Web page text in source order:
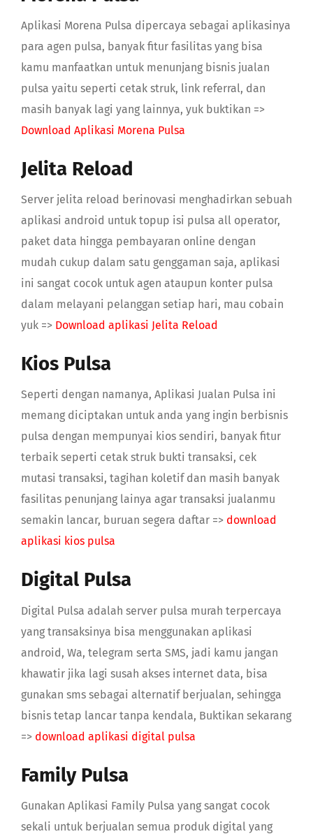
Aplikasi Morena Pulsa dipercaya sebagai aplikasinya
para agen pulsa, banyak fitur fasilitas yang bisa
kamu manfaatkan untuk menunjang bisnis jualan
pulsa yaitu seperti cetak struk, link referral, dan
masih banyak lagi yang lainnya, yuk buktikan =>
Download Aplikasi Morena Pulsa
Jelita Reload
Server jelita reload berinovasi menghadirkan sebuah
aplikasi android untuk topup isi pulsa all operator,
paket data hingga pembayaran online dengan
mudah cukup dalam satu genggaman saja, aplikasi
ini sangat cocok untuk agen ataupun konter pulsa
dalam melayani pelanggan setiap hari, mau cobain
yuk => Download aplikasi Jelita Reload
Kios Pulsa
Seperti dengan namanya, Aplikasi Jualan Pulsa ini
memang diciptakan untuk anda yang ingin berbisnis
pulsa dengan mempunyai kios sendiri, banyak fitur
terbaik seperti cetak struk bukti transaksi, cek
mutasi transaksi, tagihan koletif dan masih banyak
fasilitas penunjang lainya agar transaksi jualanmu
semakin lancar, buruan segera daftar => download
aplikasi kios pulsa
Digital Pulsa
Digital Pulsa adalah server pulsa murah terpercaya
yang transaksinya bisa menggunakan aplikasi
android, Wa, telegram serta SMS, jadi kamu jangan
khawatir jika lagi susah akses internet data, bisa
gunakan sms sebagai alternatif berjualan, sehingga
bisnis tetap lancar tanpa kendala, Buktikan sekarang
=> download aplikasi digital pulsa
Family Pulsa
Gunakan Aplikasi Family Pulsa yang sangat cocok
sekali untuk berjualan semua produk digital yang